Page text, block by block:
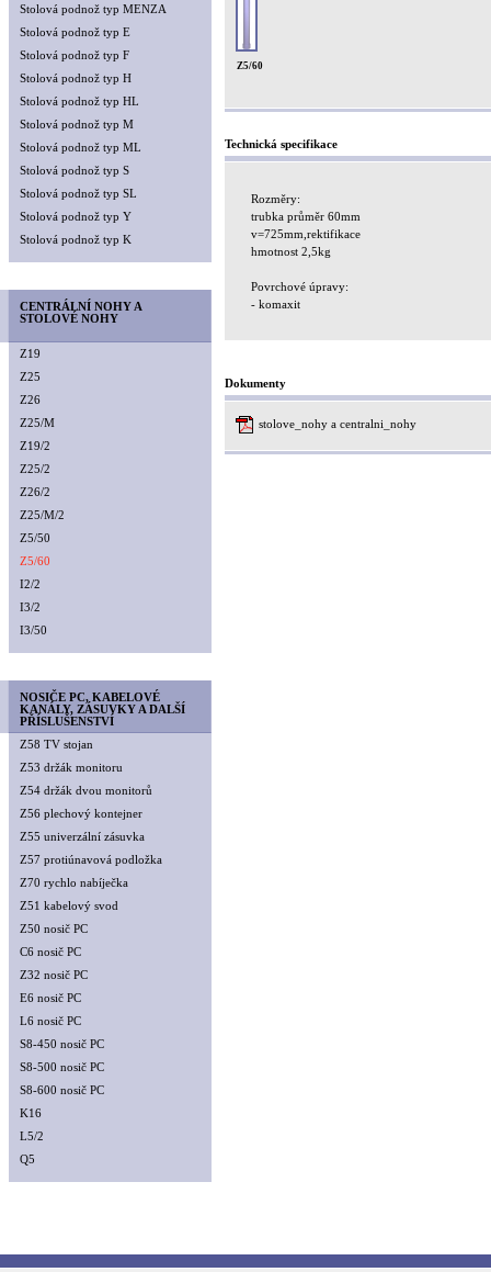
Stolová podnož typ MENZA
Stolová podnož typ E
Stolová podnož typ F
Stolová podnož typ H
Stolová podnož typ HL
Stolová podnož typ M
Stolová podnož typ ML
Stolová podnož typ S
Stolová podnož typ SL
Stolová podnož typ Y
Stolová podnož typ K
CENTRÁLNÍ NOHY A
STOLOVÉ NOHY
Z19
Z25
Z26
Z25/M
Z19/2
Z25/2
Z26/2
Z25/M/2
Z5/50
Z5/60
I2/2
I3/2
I3/50
NOSIČE PC, KABELOVÉ
KANÁLY, ZÁSUVKY A DALŠÍ
PŘÍSLUŠENSTVÍ
Z58 TV stojan
Z53 držák monitoru
Z54 držák dvou monitorů
Z56 plechový kontejner
Z55 univerzální zásuvka
Z57 protiúnavová podložka
Z70 rychlo nabíječka
Z51 kabelový svod
Z50 nosič PC
C6 nosič PC
Z32 nosič PC
E6 nosič PC
L6 nosič PC
S8-450 nosič PC
S8-500 nosič PC
S8-600 nosič PC
K16
L5/2
Q5
Z5/60
Technická specifikace
Rozměry:
trubka průměr 60mm
v=725mm,rektifikace
hmotnost 2,5kg
Povrchové úpravy:
- komaxit
Dokumenty
stolove_nohy a centralni_nohy